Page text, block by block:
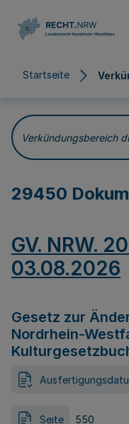
Startseite
Verkündungsbereich
29450
GV. NRW.
03.08.2026
Gesetz zur
Nordrhein-
Seite 550